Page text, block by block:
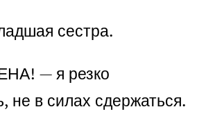
сестра.
— я резко
не в силах сдержаться.